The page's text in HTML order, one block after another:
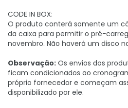
CODE IN BOX:
O produto conterá somente um
da caixa para permitir o pré-
novembro. Não haverá um disco
Observação: Os envios dos
ficam condicionados ao
próprio fornecedor e começam
disponibilizado por ele.